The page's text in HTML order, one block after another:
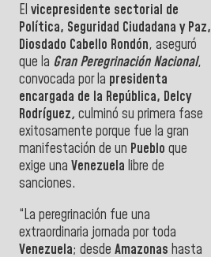
El vicepresidente sectorial de
Política, Seguridad Ciudadana y Paz,
Diosdado Cabello Rondón, aseguró
que la Gran Peregrinación Nacional,
convocada por la presidenta
encargada de la República, Delcy
Rodríguez, culminó su primera fase
exitosamente porque fue la gran
manifestación de un Pueblo que
exige una Venezuela libre de
sanciones.
“La peregrinación fue una
extraordinaria jornada por toda
Venezuela; desde Amazonas hasta